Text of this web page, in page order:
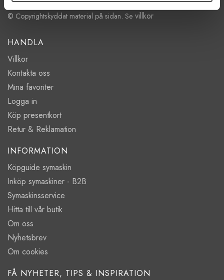
© Copyrightskyddat material på sidan. Se villkor
HANDLA
Villkor
Kontakta oss
Mina favoriter
Logga in
Köp presentkort
Retur & Reklamation
INFORMATION
Köpguide symaskin
Inköp symaskiner - B2B
Symaskinsservice
Hitta till vår butik
Om oss
Nyhetsbrev
Om cookies
FÅ NYHETER, TIPS & INSPIRATION